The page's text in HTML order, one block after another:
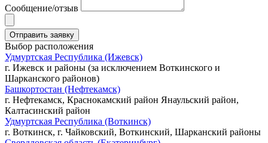
Сообщение/отзыв
Выбор расположения
Удмуртская Республика (Ижевск)
г. Ижевск и районы (за исключением Воткинского и
Шарканского районов)
Башкортостан (Нефтекамск)
г. Нефтекамск, Краснокамский район Янаульский район,
Калтасинский район
Удмуртская Республика (Воткинск)
г. Воткинск, г. Чайковский, Воткинский, Шарканский районы